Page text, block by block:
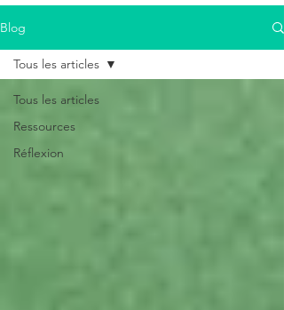
Blog
Tous les articles
Ressources
Réflexion
Tous les articles